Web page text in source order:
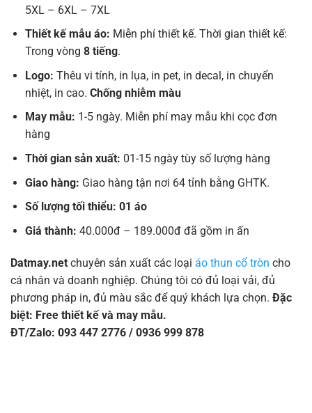
5XL – 6XL – 7XL
Thiết kế mẫu áo: Miễn phí thiết kế. Thời gian thiết kế:
Trong vòng 8 tiếng.
Logo: Thêu vi tính, in lụa, in pet, in decal, in chuyển
nhiệt, in cao. Chống nhiễm màu
May mẫu: 1-5 ngày. Miễn phí may mẫu khi cọc đơn
hàng
Thời gian sản xuất: 01-15 ngày tùy số lượng hàng
Giao hàng: Giao hàng tận nơi 64 tỉnh bằng GHTK.
Số lượng tối thiểu: 01 áo
Giá thành: 40.000đ – 189.000đ đã gồm in ấn
Datmay.net chuyên sản xuất các loại áo thun cổ tròn cho
cá nhân và doanh nghiệp. Chúng tôi có đủ loại vải, đủ
phương pháp in, đủ màu sắc để quý khách lựa chọn. Đặc
biệt: Free thiết kế và may mẫu.
ĐT/Zalo: 093 447 2776 / 0936 999 878